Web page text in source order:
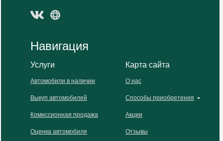
Навигация
Карта сайта
О нас
Способы приобретения
Акции
Отзывы
Услуги
Автомобили в наличии
Выкуп автомобилей
Комиссионная продажа
Оценка автомобиля